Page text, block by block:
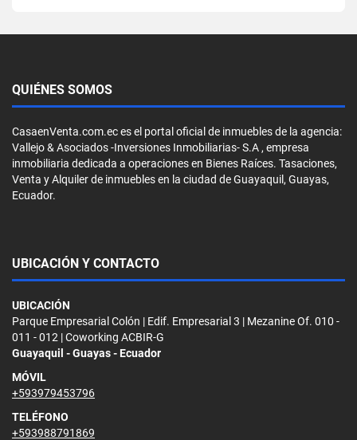
QUIÉNES SOMOS
CasaenVenta.com.ec es el portal oficial de inmuebles de la agencia:
Vallejo & Asociados -Inversiones Inmobiliarias- S.A , empresa
inmobiliaria dedicada a operaciones en Bienes Raíces. Tasaciones,
Venta y Alquiler de inmuebles en la ciudad de Guayaquil, Guayas,
Ecuador.
UBICACIÓN Y CONTACTO
UBICACIÓN
Parque Empresarial Colón | Edif. Empresarial 3 | Mezanine Of. 010 -
011 - 012 | Coworking ACBIR-G
Guayaquil - Guayas - Ecuador
MÓVIL
+593979453796
TELÉFONO
+593988791869